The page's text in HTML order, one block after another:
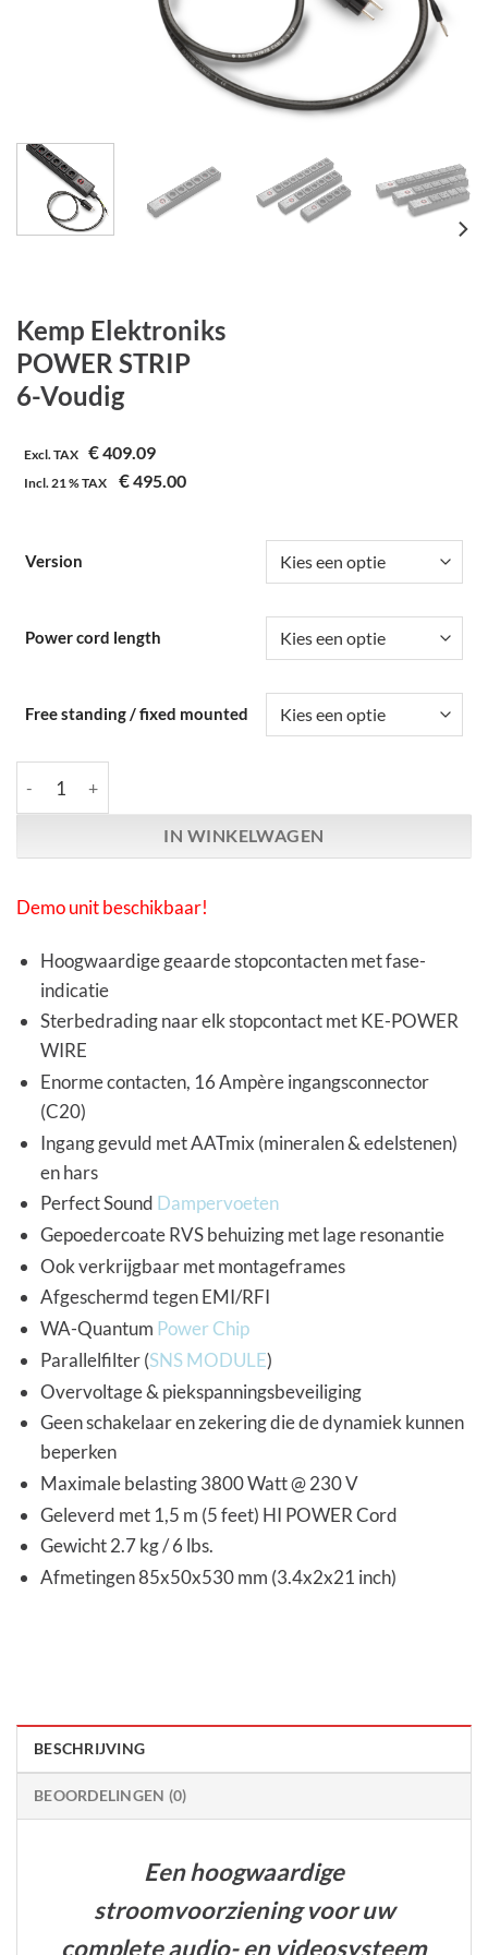
Kemp Elektroniks
POWER STRIP
6-Voudig
Excl. TAX €409.09
Incl.21 %TAX €495.00
Version
Power cord length
Free standing / fixed mounted
IN WINKELWAGEN
Demo unit beschikbaar!
Hoogwaardige geaarde stopcontacten met fase-
indicatie
Sterbedrading naar elk stopcontact met KE-POWER
WIRE
Enorme contacten, 16 Ampère ingangsconnector
(C20)
Ingang gevuld met AATmix (mineralen & edelstenen)
en hars
Perfect Sound Dampervoeten
Gepoedercoate RVS behuizing met lage resonantie
Ook verkrijgbaar met montageframes
Afgeschermd tegen EMI/RFI
WA-Quantum Power Chip
Parallelfilter (SNS MODULE)
Overvoltage & piekspanningsbeveiliging
Geen schakelaar en zekering die de dynamiek kunnen
beperken
Maximale belasting 3800 Watt @ 230 V
Geleverd met 1,5 m (5 feet) HI POWER Cord
Gewicht 2.7 kg / 6 lbs.
Afmetingen 85x50x530 mm (3.4x2x21 inch)
BESCHRIJVING
BEOORDELINGEN (0)
Een hoogwaardige
stroomvoorziening voor uw
complete audio- en videosysteem